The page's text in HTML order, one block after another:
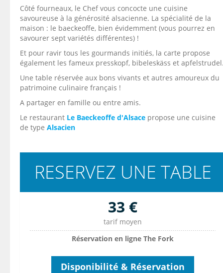
Côté fourneaux, le Chef vous concocte une cuisine
savoureuse à la générosité alsacienne. La spécialité de la
maison : le baeckeoffe, bien évidemment (vous pourrez en
savourer sept variétés différentes) !
Et pour ravir tous les gourmands initiés, la carte propose
également les fameux presskopf, bibeleskäss et
Une table réservée aux bons vivants et autres amoureux du
patrimoine culinaire français !
A partager en famille ou entre amis.
Le restaurant Le Baeckeoffe d'Alsace propose une cuisine
de type Alsacien
RESERVEZ UNE TABLE
33 €
tarif moyen
Réservation en ligne The Fork
Disponibilité & Réservation